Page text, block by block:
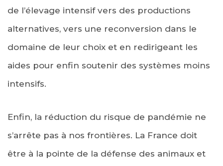
de l’élevage intensif vers des productions
alternatives, vers une reconversion dans le
domaine de leur choix et en redirigeant les
aides pour enfin soutenir des systèmes moins
intensifs.
Enfin, la réduction du risque de pandémie ne
s’arrête pas à nos frontières. La France doit
être à la pointe de la défense des animaux et